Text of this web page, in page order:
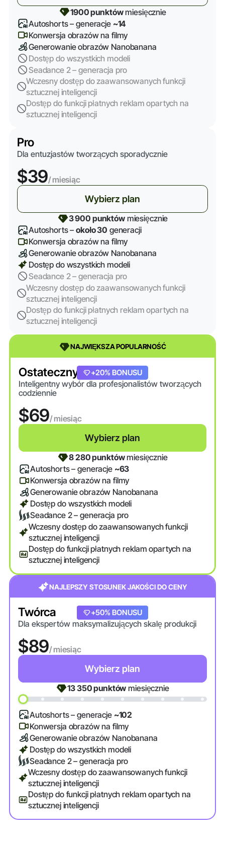
1900 punktówmiesięcznie
Autoshorts – generacje ~14
Konwersja obrazów na filmy
Generowanie obrazów Nanobanana
Dostęp do wszystkich modeli
Seadance 2 – generacja pro
Wczesny dostęp do zaawansowanych funkcji
sztucznej inteligencji
Dostęp do funkcji płatnych reklam opartych na
sztucznej inteligencji
Pro
Dla entuzjastów tworzących sporadycznie
$39/ miesiąc
Wybierz plan
3 900 punktówmiesięcznie
Autoshorts –około 30 generacji
Konwersja obrazów na filmy
Generowanie obrazów Nanobanana
Dostęp do wszystkich modeli
Seadance 2 – generacja pro
Wczesny dostęp do zaawansowanych funkcji
sztucznej inteligencji
Dostęp do funkcji płatnych reklam opartych na
sztucznej inteligencji
NAJWIĘKSZA POPULARNOŚĆ
Ostateczny
Inteligentny wybór dla profesjonalistów tworzących
codziennie
$69/ miesiąc
Wybierz plan
+20% BONUSU
8 280 punktówmiesięcznie
Autoshorts – generacje ~63
Konwersja obrazów na filmy
Generowanie obrazów Nanobanana
Dostęp do wszystkich modeli
Seadance 2 – generacja pro
Wczesny dostęp do zaawansowanych funkcji
sztucznej inteligencji
Dostęp do funkcji płatnych reklam opartych na
sztucznej inteligencji
NAJLEPSZY STOSUNEK JAKOŚCI DO CENY
Twórca
Dla ekspertów maksymalizujących skalę produkcji
$89/ miesiąc
Wybierz plan
+20% BONUSU
+50% BONUSU
13 350punktów miesięcznie
Autoshorts – generacje ~102
Konwersja obrazów na filmy
Generowanie obrazów Nanobanana
Dostęp do wszystkich modeli
Seadance 2 – generacja pro
Wczesny dostęp do zaawansowanych funkcji
sztucznej inteligencji
Dostęp do funkcji płatnych reklam opartych na
sztucznej inteligencji